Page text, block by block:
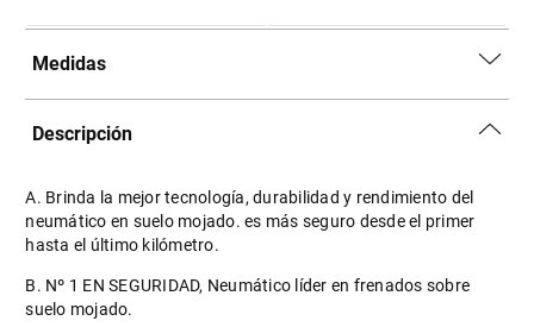
Medidas
Descripción
A. Brinda la mejor tecnología, durabilidad y rendimiento del
neumático en suelo mojado. es más seguro desde el primer
hasta el último kilómetro.
B. Nº 1 EN SEGURIDAD, Neumático líder en frenados sobre
suelo mojado.